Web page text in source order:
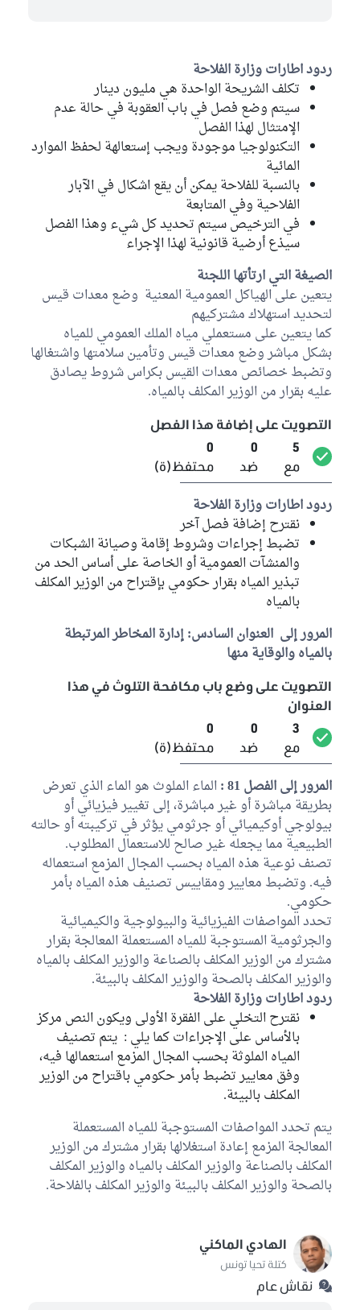
ردود اطارات وزارة الفلاحة
تكلف الشريحة الواحدة هي مليون دينار
سيتم وضع فصل في باب العقوبة في حالة عدم
الإمتثال لهذا الفصل
التكنولوجيا موجودة ويجب إستعالهة لحفظ الموارد
المائية
بالنسبة للفلاحة يمكن أن يقع اشكال في الآبار
الفلاحية وفي المتابعة
في الترخيص سيتم تحديد كل شيء وهذا الفصل
سيذع أرضية قانونية لهذا الإجراء
الصيغة التي ارتأتها اللجنة
يتعين على الهياكل العمومية المعنية وضع معدات قيس
لتحديد استهلاك مشتركيهم
كما يتعين على مستعملي مياه الملك العمومي للمياه
بشكل مباشر وضع معدات قيس وتأمين سلامتها واشتغالها
وتضبط خصائص معدات القيس بكراس شروط يصادق
عليه بقرار من الوزير المكلف بالمياه.
التصويت على إضافة هذا الفصل
5
مع
0
ضد
0
محتفظ(ة)
ردود اطارات وزارة الفلاحة
نقترح إضافة فصل آخر
تضبط إجراءات وشروط إقامة وصيانة الشبكات
والمنشآت العمومية أو الخاصة على أساس الحد من
تبذير المياه بقرار حكومي بإقتراح من الوزير المكلف
بالمياه
المرور إلى العنوان السادس: إدارة المخاطر المرتبطة
بالمياه والوقاية منها
التصويت على وضع باب مكافحة التلوث في هذا
العنوان
3
مع
0
ضد
0
محتفظ(ة)
المرور إلى الفصل 81 :
الماء الملوث هو الماء الذي تعرض
بطريقة مباشرة أو غير مباشرة، إلى تغيير فيزيائي أو
بيولوجي أوكيميائي أو جرثومي يؤثر في تركيبته أو حالته
الطبيعية مما يجعله غير صالح للاستعمال المطلوب.
تصنف نوعية هذه المياه بحسب المجال المزمع استعماله
فيه. وتضبط معايير ومقاييس تصنيف هذه المياه بأمر
حكومي.
تحدد المواصفات الفيزيائية والبيولوجية والكيميائية
والجرثومية المستوجبة للمياه المستعملة المعالجة بقرار
مشترك من الوزير المكلف بالصناعة والوزير المكلف بالمياه
والوزير المكلف بالصحة والوزير المكلف بالبيئة.
ردود اطارات وزارة الفلاحة
نقترح التخلي على الفقرة الأولى ويكون النص مركز
بالأساس على الإجراءات كما يلي : يتم تصنيف
المياه الملوثة بحسب المجال المزمع استعمالها فيه،
وفق معايير تضبط بأمر حكومي باقتراح من الوزير
المكلف بالبيئة.
يتم تحدد المواصفات المستوجبة للمياه المستعملة
المعالجة المزمع إعادة استغلالها بقرار مشترك من الوزير
المكلف بالصناعة والوزير المكلف بالمياه والوزير المكلف
بالصحة والوزير المكلف بالبيئة والوزير المكلف بالفلاحة.
الهادي الماكني
كتلة تحيا تونس
نقاش عام